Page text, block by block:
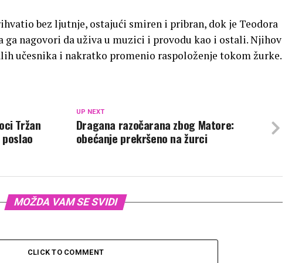
bez ljutnje, ostajući smiren i pribran, dok je Teodora
ga nagovori da uživa u muzici i provodu kao i ostali. Njihov
učesnika i nakratko promenio raspoloženje tokom žurke.
UP NEXT
Dragana razočarana zbog Matore:
obećanje prekršeno na žurci
Tržan
MOŽDA VAM SE SVIDI
CLICK TO COMMENT